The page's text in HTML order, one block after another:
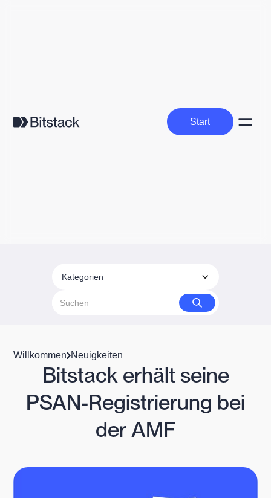
Start
Start
Kategorien
Willkommen Neuigkeiten
Bitstack erhält seine
PSAN-Registrierung bei
der AMF